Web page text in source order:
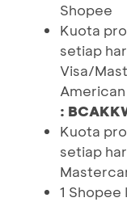
Shopee
Kuota
setiap
Visa/
:
Kuota
setiap
1